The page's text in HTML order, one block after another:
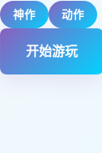
神作 动作
开始游玩